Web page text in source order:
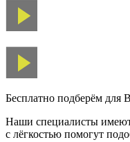
Бесплатно подберём для
Наши специалисты
с лёгкостью помогут